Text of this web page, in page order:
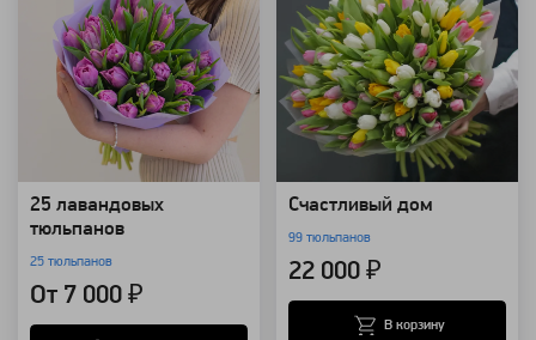
25 лавандовых
тюльпанов
25 тюльпанов
От 7 000 ₽
Счастливый дом
99 тюльпанов
22 000 ₽
В корзину